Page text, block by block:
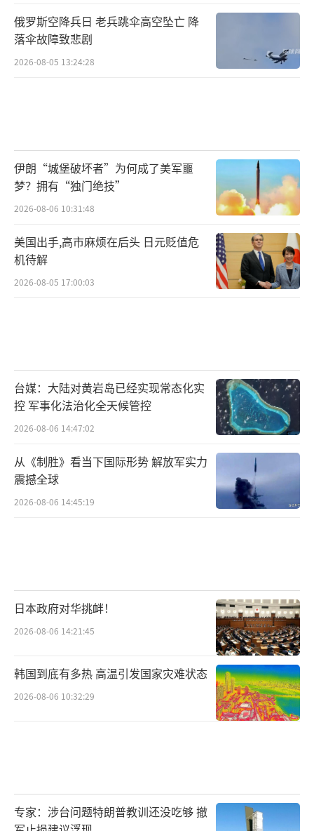
俄罗斯空降兵日 老兵跳伞高空坠亡 降
落伞故障致悲剧
2026-08-05 13:24:28
伊朗“城堡破坏者”为何成了美军噩
梦？拥有“独门绝技”
2026-08-06 10:31:48
美国出手,高市麻烦在后头 日元贬值危
机待解
2026-08-05 17:00:03
台媒：大陆对黄岩岛已经实现常态化实
控 军事化法治化全天候管控
2026-08-06 14:47:02
从《制胜》看当下国际形势 解放军实力
震撼全球
2026-08-06 14:45:19
日本政府对华挑衅！
2026-08-06 14:21:45
韩国到底有多热 高温引发国家灾难状态
2026-08-06 10:32:29
专家：涉台问题特朗普教训还没吃够 撤